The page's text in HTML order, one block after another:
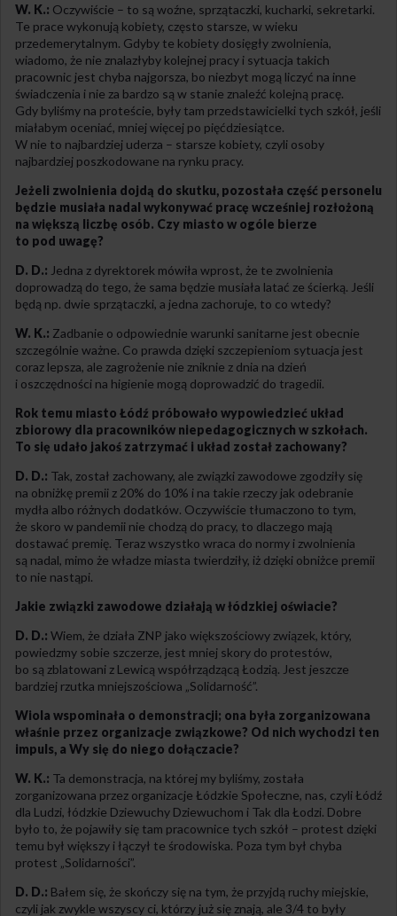
W. K.: Oczywiście – to są woźne, sprzątaczki, kucharki, sekretarki.
Te prace wykonują kobiety, często starsze, w wieku
przedemerytalnym. Gdyby te kobiety dosięgły zwolnienia,
wiadomo, że nie znalazłyby kolejnej pracy i sytuacja takich
pracownic jest chyba najgorsza, bo niezbyt mogą liczyć na inne
świadczenia i nie za bardzo są w stanie znaleźć kolejną pracę.
Gdy byliśmy na proteście, były tam przedstawicielki tych szkół, jeśli
miałabym oceniać, mniej więcej po pięćdziesiątce.
W nie to najbardziej uderza – starsze kobiety, czyli osoby
najbardziej poszkodowane na rynku pracy.
Jeżeli zwolnienia dojdą do skutku, pozostała część personelu
będzie musiała nadal wykonywać pracę wcześniej rozłożoną
na większą liczbę osób. Czy miasto w ogóle bierze
to pod uwagę?
D. D.: Jedna z dyrektorek mówiła wprost, że te zwolnienia
doprowadzą do tego, że sama będzie musiała latać ze ścierką. Jeśli
będą np. dwie sprzątaczki, a jedna zachoruje, to co wtedy?
W. K.: Zadbanie o odpowiednie warunki sanitarne jest obecnie
szczególnie ważne. Co prawda dzięki szczepieniom sytuacja jest
coraz lepsza, ale zagrożenie nie zniknie z dnia na dzień
i oszczędności na higienie mogą doprowadzić do tragedii.
Rok temu miasto Łódź próbowało wypowiedzieć układ
zbiorowy dla pracowników niepedagogicznych w szkołach.
To się udało jakoś zatrzymać i układ został zachowany?
D. D.: Tak, został zachowany, ale związki zawodowe zgodziły się
na obniżkę premii z 20% do 10% i na takie rzeczy jak odebranie
mydła albo różnych dodatków. Oczywiście tłumaczono to tym,
że skoro w pandemii nie chodzą do pracy, to dlaczego mają
dostawać premię. Teraz wszystko wraca do normy i zwolnienia
są nadal, mimo że władze miasta twierdziły, iż dzięki obniżce premii
to nie nastąpi.
Jakie związki zawodowe działają w łódzkiej oświacie?
D. D.: Wiem, że działa ZNP jako większościowy związek, który,
powiedzmy sobie szczerze, jest mniej skory do protestów,
bo są zblatowani z Lewicą współrządzącą Łodzią. Jest jeszcze
bardziej rzutka mniejszościowa „Solidarność”.
Wiola wspominała o demonstracji; ona była zorganizowana
właśnie przez organizacje związkowe? Od nich wychodzi ten
impuls, a Wy się do niego dołączacie?
W. K.: Ta demonstracja, na której my byliśmy, została
zorganizowana przez organizacje Łódzkie Społeczne, nas, czyli Łódź
dla Ludzi, łódzkie Dziewuchy Dziewuchom i Tak dla Łodzi. Dobre
było to, że pojawiły się tam pracownice tych szkół – protest dzięki
temu był większy i łączył te środowiska. Poza tym był chyba
protest „Solidarności”.
D. D.: Bałem się, że skończy się na tym, że przyjdą ruchy miejskie,
czyli jak zwykle wszyscy ci, którzy już się znają, ale 3/4 to były